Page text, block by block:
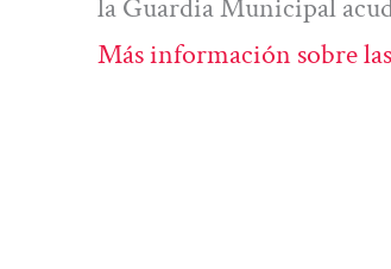
la Guardia Municipal
Más información sobre